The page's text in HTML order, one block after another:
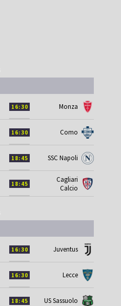
16:30 Monza
16:30 Como
18:45 SSC Napoli
18:45
Cagliari
Calcio
16:30 Juventus
16:30 Lecce
18:45 US Sassuolo